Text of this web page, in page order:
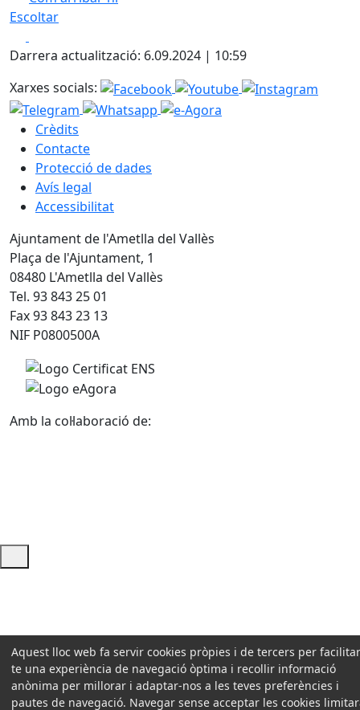
+
−
Escoltar
Darrera actualització: 6.09.2024 | 10:59
Xarxes socials:
Crèdits
Contacte
Protecció de dades
Avís legal
Accessibilitat
Ajuntament de l'Ametlla del Vallès
Plaça de l'Ajuntament, 1
08480 L'Ametlla del Vallès
Tel. 93 843 25 01
Fax 93 843 23 13
NIF P0800500A
Amb la col·laboració de:
Ajuda i accés ràpid
Aquest lloc web fa servir cookies pròpies i de tercers per
te una experiència de navegació òptima i recollir informació
anònima per millorar i adaptar-nos a les teves preferències i
pautes de navegació. Navegar sense acceptar les cookies